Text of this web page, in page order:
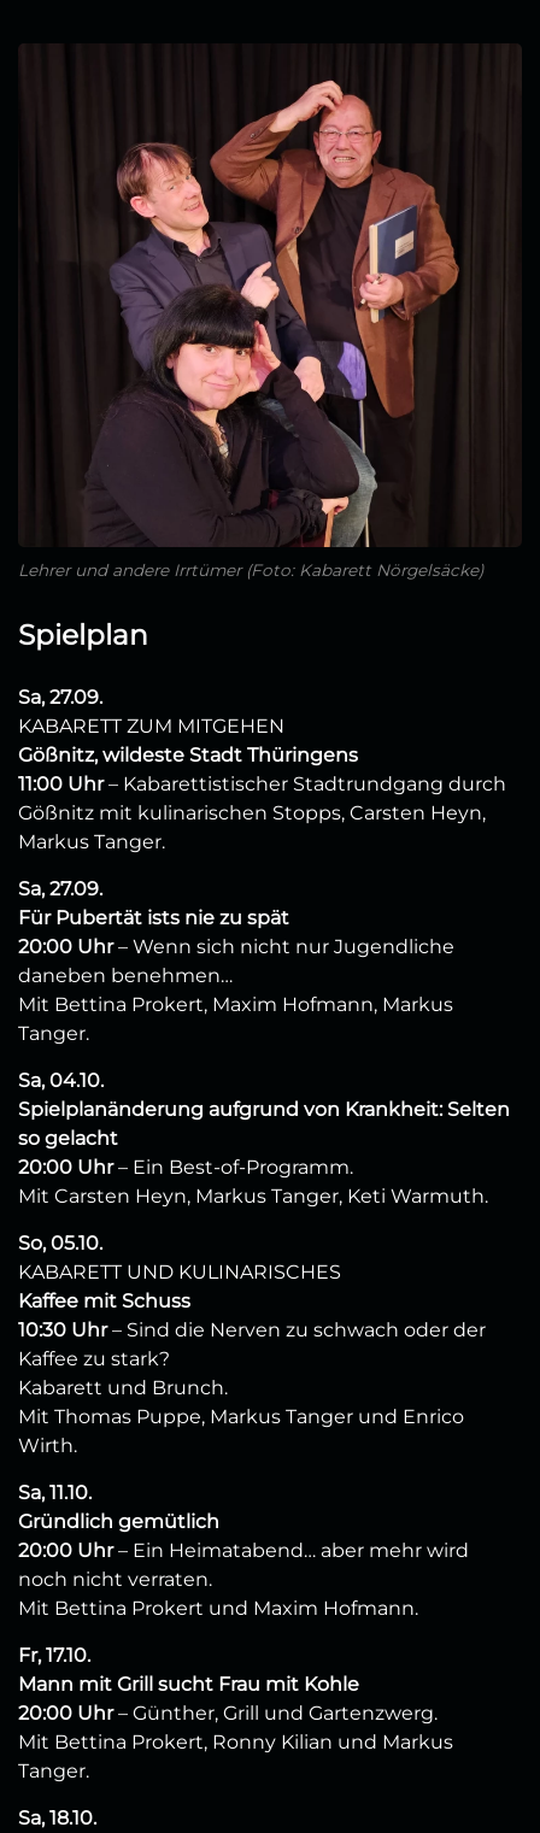
Lehrer und andere Irrtümer (Foto: Kabarett Nörgelsäcke)
Spielplan
Sa, 27.09.
KABARETT ZUM MITGEHEN
Gößnitz, wildeste Stadt Thüringens
11:00 Uhr– Kabarettistischer Stadtrundgang durch
Gößnitz mit kulinarischen Stopps, Carsten Heyn,
Markus Tanger.
Sa, 27.09.
Für Pubertät ists nie zu spät
20:00 Uhr– Wenn sich nicht nur Jugendliche
daneben benehmen…
Mit Bettina Prokert, Maxim Hofmann, Markus
Tanger.
Sa, 04.10.
Spielplanänderung aufgrund von Krankheit: Selten
so gelacht
20:00 Uhr– Ein Best-of-Programm.
Mit Carsten Heyn, Markus Tanger, Keti Warmuth.
So, 05.10.
KABARETT UND KULINARISCHES
Kaffee mit Schuss
10:30 Uhr– Sind die Nerven zu schwach oder der
Kaffee zu stark?
Kabarett und Brunch.
Mit Thomas Puppe, Markus Tanger und Enrico
Wirth.
Sa, 11.10.
Gründlich gemütlich
20:00 Uhr– Ein Heimatabend… aber mehr wird
noch nicht verraten.
Mit Bettina Prokert und Maxim Hofmann.
Fr, 17.10.
Mann mit Grill sucht Frau mit Kohle
20:00 Uhr– Günther, Grill und Gartenzwerg.
Mit Bettina Prokert, Ronny Kilian und Markus
Tanger.
Sa, 18.10.